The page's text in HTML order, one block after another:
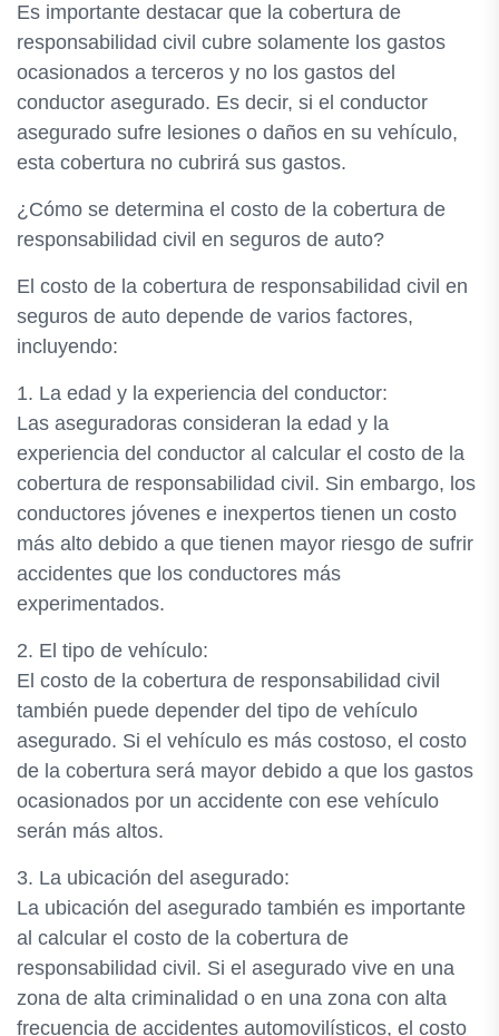
Es importante destacar que la cobertura de
responsabilidad civil cubre solamente los gastos
ocasionados a terceros y no los gastos del
conductor asegurado. Es decir, si el conductor
asegurado sufre lesiones o daños en su vehículo,
esta cobertura no cubrirá sus gastos.
¿Cómo se determina el costo de la cobertura de
responsabilidad civil en seguros de auto?
El costo de la cobertura de responsabilidad civil en
seguros de auto depende de varios factores,
incluyendo:
1. La edad y la experiencia del conductor:
Las aseguradoras consideran la edad y la
experiencia del conductor al calcular el costo de la
cobertura de responsabilidad civil. Sin embargo, los
conductores jóvenes e inexpertos tienen un costo
más alto debido a que tienen mayor riesgo de sufrir
accidentes que los conductores más
experimentados.
2. El tipo de vehículo:
El costo de la cobertura de responsabilidad civil
también puede depender del tipo de vehículo
asegurado. Si el vehículo es más costoso, el costo
de la cobertura será mayor debido a que los gastos
ocasionados por un accidente con ese vehículo
serán más altos.
3. La ubicación del asegurado:
La ubicación del asegurado también es importante
al calcular el costo de la cobertura de
responsabilidad civil. Si el asegurado vive en una
zona de alta criminalidad o en una zona con alta
frecuencia de accidentes automovilísticos, el costo